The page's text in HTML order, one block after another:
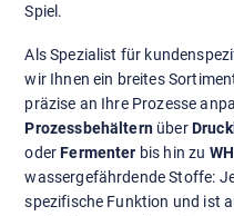
Spiel.
Als Spezialist für
wir Ihnen ein breites
präzise an Ihre Prozesse
Prozessbehälternüber
oderFermenter bis hin zu
wassergefährdende Stoffe:
spezifische Funktion und ist